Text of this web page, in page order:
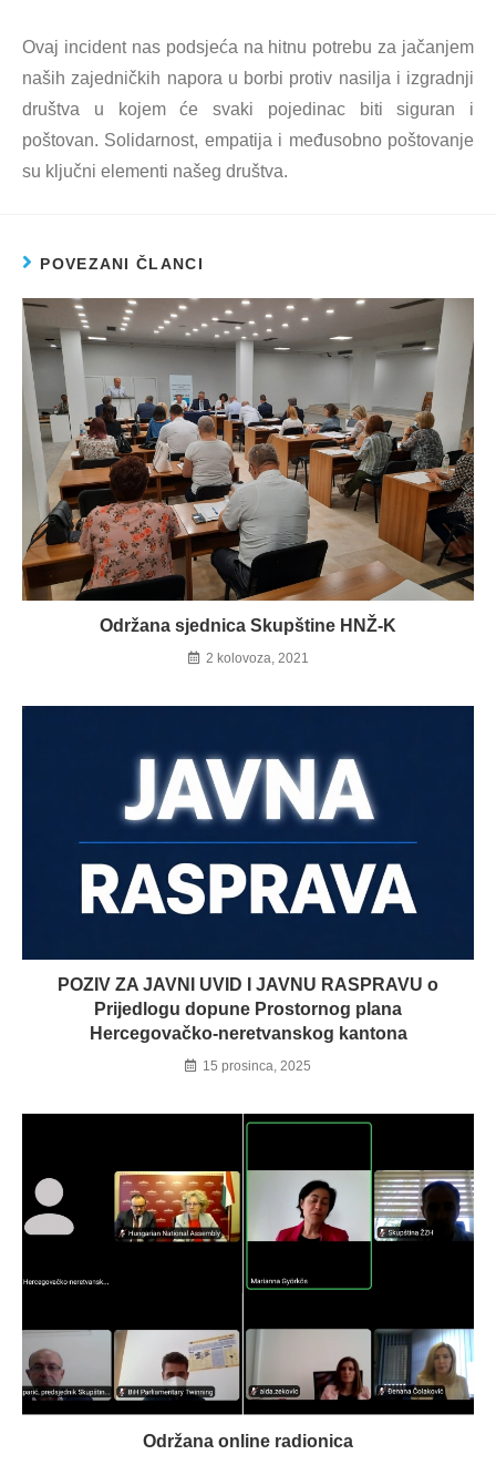
Ovaj incident nas podsjeća na hitnu potrebu za jačanjem
naših zajedničkih napora u borbi protiv nasilja i izgradnji
društva u kojem će svaki pojedinac biti siguran i
poštovan. Solidarnost, empatija i međusobno poštovanje
su ključni elementi našeg društva.
POVEZANI ČLANCI
Održana sjednica Skupštine HNŽ-K
2 kolovoza, 2021
POZIV ZA JAVNI UVID I JAVNU RASPRAVU o
Prijedlogu dopune Prostornog plana
Hercegovačko-neretvanskog kantona
15 prosinca, 2025
Održana online radionica